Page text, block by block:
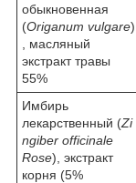
обыкновенная
(Origanum vulgare)
, масляный
экстракт травы
55%
Имбирь
лекарственный (Zi
ngiber officinale
Rose), экстракт
корня (5%